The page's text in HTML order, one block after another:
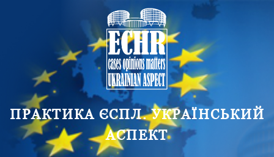
ПРАКТИКА ЄСПЛ. УКРАЇНСЬКИЙ
АСПЕКТ